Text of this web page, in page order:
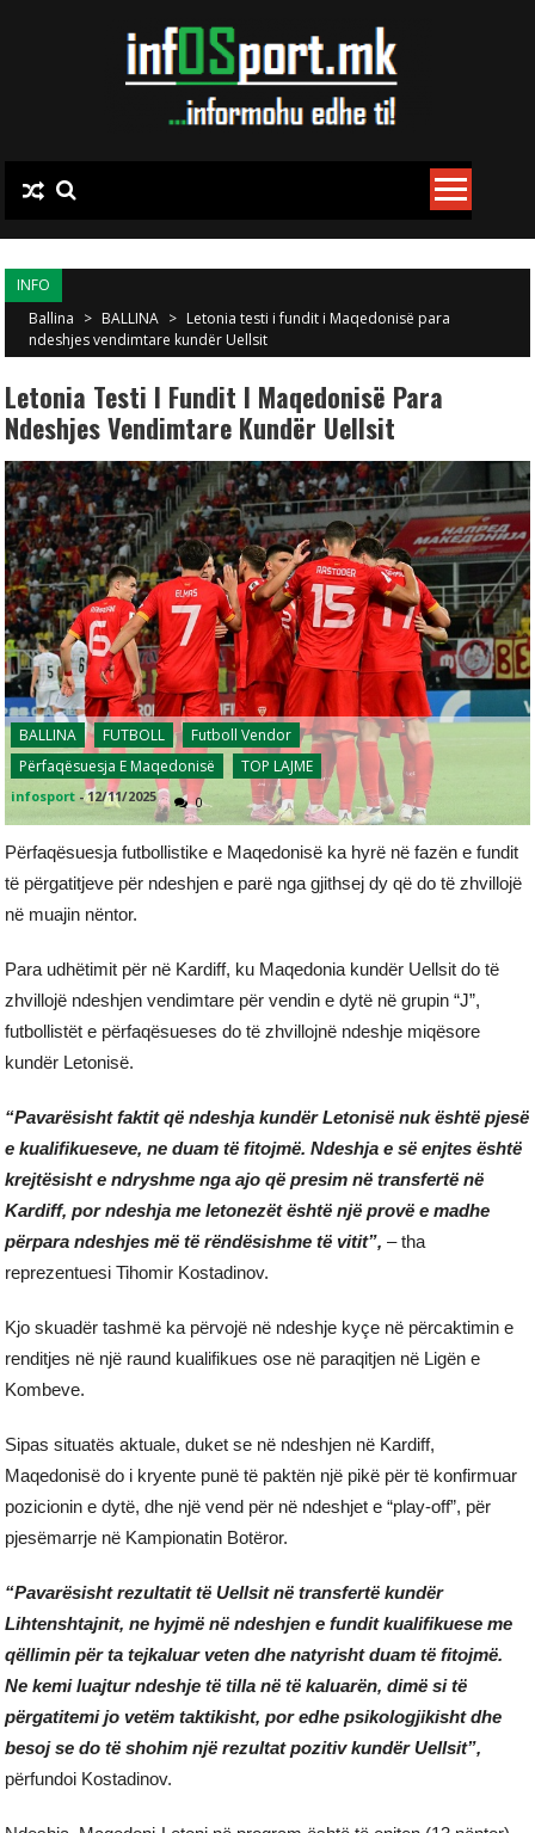
INFO
Ballina > BALLINA > Letonia testi i fundit i Maqedonisë para
ndeshjes vendimtare kundër Uellsit
Letonia Testi I Fundit I Maqedonisë Para
Ndeshjes Vendimtare Kundër Uellsit
BALLINA FUTBOLL
Futboll Vendor
Përfaqësuesja E Maqedonisë
TOP LAJME
infosport -12/11/2025 0
Përfaqësuesja futbollistike e Maqedonisë ka hyrë në fazën e fundit
të përgatitjeve për ndeshjen e parë nga gjithsej dy që do të zhvillojë
në muajin nëntor.
Para udhëtimit për në Kardiff, ku Maqedonia kundër Uellsit do të
zhvillojë ndeshjen vendimtare për vendin e dytë në grupin “J”,
futbollistët e përfaqësueses do të zhvillojnë ndeshje miqësore
kundër Letonisë.
“Pavarësisht faktit që ndeshja kundër Letonisë nuk është pjesë
e kualifikueseve, ne duam të fitojmë. Ndeshja e së enjtes është
krejtësisht e ndryshme nga ajo që presim në transfertë në
Kardiff, por ndeshja me letonezët është një provë e madhe
përpara ndeshjes më të rëndësishme të vitit”, – tha
reprezentuesi Tihomir Kostadinov.
Kjo skuadër tashmë ka përvojë në ndeshje kyçe në përcaktimin e
renditjes në një raund kualifikues ose në paraqitjen në Ligën e
Kombeve.
Sipas situatës aktuale, duket se në ndeshjen në Kardiff,
Maqedonisë do i kryente punë të paktën një pikë për të konfirmuar
pozicionin e dytë, dhe një vend për në ndeshjet e “play-off”, për
pjesëmarrje në Kampionatin Botëror.
“Pavarësisht rezultatit të Uellsit në transfertë kundër
Lihtenshtajnit, ne hyjmë në ndeshjen e fundit kualifikuese me
qëllimin për ta tejkaluar veten dhe natyrisht duam të fitojmë.
Ne kemi luajtur ndeshje të tilla në të kaluarën, dimë si të
përgatitemi jo vetëm taktikisht, por edhe psikologjikisht dhe
besoj se do të shohim një rezultat pozitiv kundër Uellsit”,
përfundoi Kostadinov.